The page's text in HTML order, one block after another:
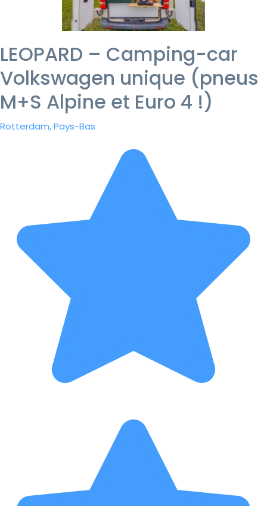
LEOPARD – Camping-car
Volkswagen unique (pneus
M+S Alpine et Euro 4 !)
Rotterdam, Pays-Bas